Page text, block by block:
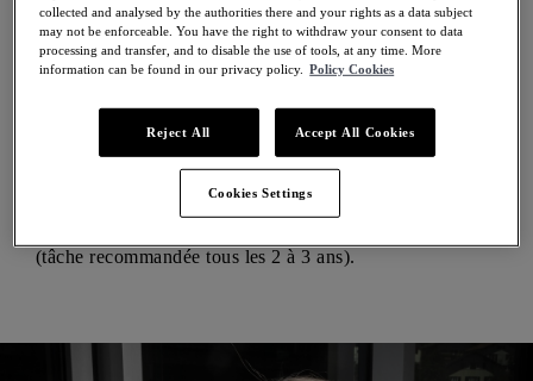
les mouvements à quartz), l'horloger peut proposer un
service partiel. Le boîtier et le bracelet de la montre sont
pile est remplacée pour les mouvements à quartz), divers
composants, comprenant le boîtier, le cadran, les
aiguilles, la glace ou le bracelet peuvent également être
remplacés sur demande, sous réserve que le devis des
(tâche recommandée tous les 2 à 3 ans).
collected and analysed by the authorities there and your rights as a data subject
may not be enforceable. You have the right to withdraw your consent to data
processing and transfer, and to disable the use of tools, at any time. More
information can be found in our privacy policy.
Policy Cookies
Reject All Accept All Cookies
Cookies Settings